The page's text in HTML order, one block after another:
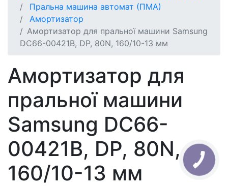
Пральна машина автомат (ПМА)
Амортизатор
Амортизатор для пральної машини Samsung
DC66-00421B, DP, 80N, 160/10-13 мм
Амортизатор для
пральної машини
Samsung DC66-
00421B, DP, 80N,
160/10-13 мм